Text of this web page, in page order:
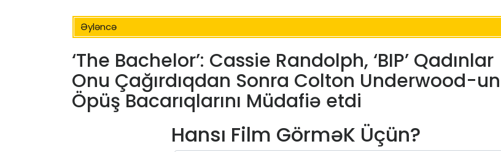
Əyləncə
‘The Bachelor’: Cassie Randolph, ‘BIP’ Qadınlar
Onu Çağırdıqdan Sonra Colton Underwood-un
Öpüş Bacarıqlarını Müdafiə etdi
Hansı Film GörməK Üçün?